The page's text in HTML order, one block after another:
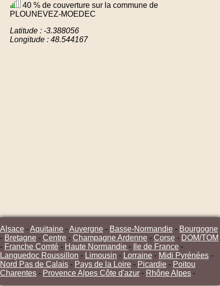
40 % de couverture sur la commune de
PLOUNEVEZ-MOEDEC
Latitude : -3.388056
Longitude : 48.544167
Alsace -Aquitaine -Auvergne - Basse-Normandie - Bourgogne
- Bretagne - Centre - Champagne Ardenne - Corse - DOM/TOM
- Franche Comté - Haute Normandie - Ile de France -
Languedoc Roussillon - Limousin - Lorraine - Midi Pyrénées -
Nord Pas de Calais - Pays de la Loire - Picardie - Poitou
Charentes - Provence Alpes Côte d'azur - Rhône Alpes -